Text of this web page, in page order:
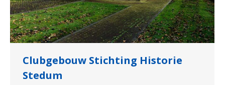
Clubgebouw Stichting Historie
Stedum